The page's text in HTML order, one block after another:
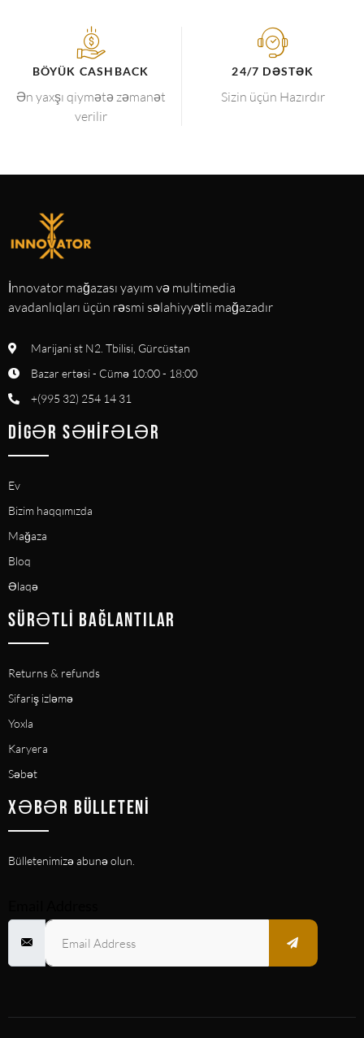
BÖYÜK CASHBACK
Ən yaxşı qiymətə zəmanət
verilir
24/7 DƏSTƏK
Sizin üçün Hazırdır
İnnovator mağazası yayım və multimedia
avadanlıqları üçün rəsmi səlahiyyətli mağazadır
Marijani st N2. Tbilisi, Gürcüstan
Bazar ertəsi - Cümə 10:00 - 18:00
+(995 32) 254 14 31
DIGƏR SƏHIFƏLƏR
Ev
Bizim haqqımızda
Mağaza
Bloq
Əlaqə
SÜRƏTLI BAĞLANTILAR
Returns & refunds
Sifariş izləmə
Yoxla
Karyera
Səbət
XƏBƏR BÜLLETENI
Bülletenimizə abunə olun.